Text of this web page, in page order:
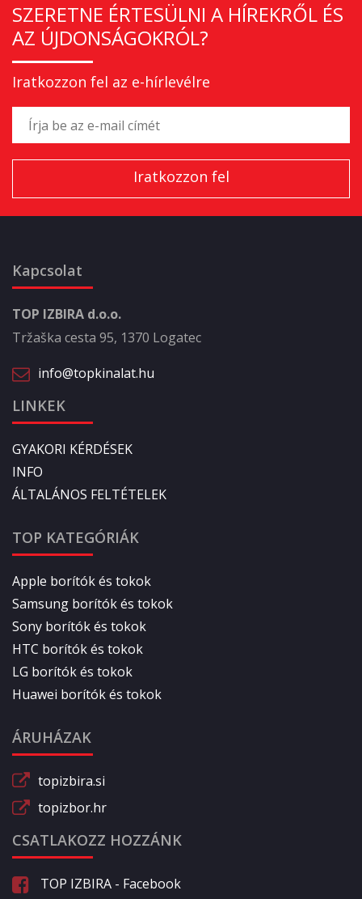
SZERETNE ÉRTESÜLNI A HÍREKRŐL ÉS
AZ ÚJDONSÁGOKRÓL?
Iratkozzon fel az e-hírlevélre
Kapcsolat
TOP IZBIRA d.o.o.
Tržaška cesta 95, 1370 Logatec
info@topkinalat.hu
LINKEK
GYAKORI KÉRDÉSEK
INFO
ÁLTALÁNOS FELTÉTELEK
TOP KATEGÓRIÁK
Apple borítók és tokok
Samsung borítók és tokok
Sony borítók és tokok
HTC borítók és tokok
LG borítók és tokok
Huawei borítók és tokok
ÁRUHÁZAK
topizbira.si
topizbor.hr
CSATLAKOZZ HOZZÁNK
TOP IZBIRA - Facebook